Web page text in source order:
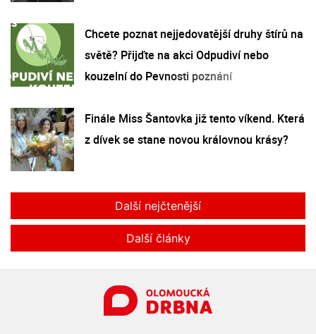
Chcete poznat nejjedovatější druhy štírů na
světě? Přijďte na akci Odpudiví nebo
kouzelní do Pevnosti poznání
Finále Miss Šantovka již tento víkend. Která
z dívek se stane novou královnou krásy?
Další nejčtenější
Další články